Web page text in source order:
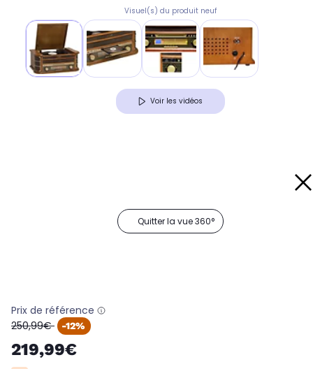
Visuel(s) du produit neuf
Voir les vidéos
Quitter la vue 360°
Prix de référence
oldPrice
250,99€ -12%
219,99€